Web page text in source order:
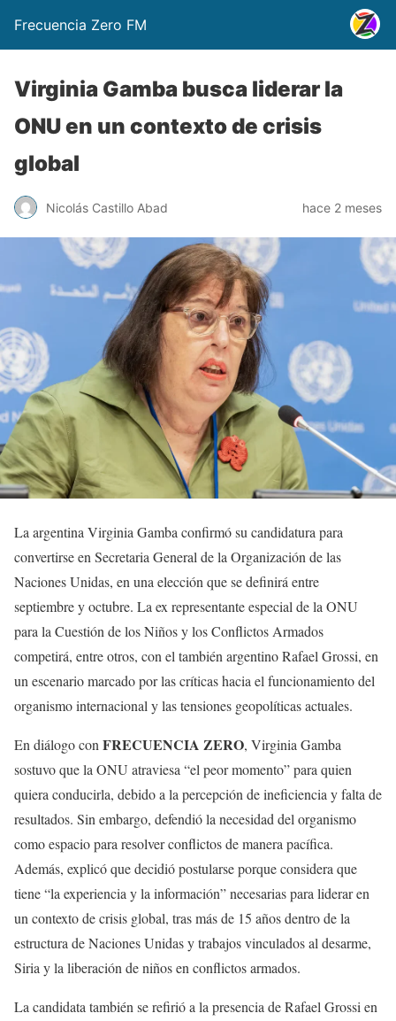
Frecuencia Zero FM
Virginia Gamba busca liderar la
ONU en un contexto de crisis
global
Nicolás Castillo Abad hace 2 meses
La argentina Virginia Gamba confirmó su candidatura para
convertirse en Secretaria General de la Organización de las
Naciones Unidas, en una elección que se definirá entre
septiembre y octubre. La ex representante especial de la ONU
para la Cuestión de los Niños y los Conflictos Armados
competirá, entre otros, con el también argentino Rafael Grossi, en
un escenario marcado por las críticas hacia el funcionamiento del
organismo internacional y las tensiones geopolíticas actuales.
En diálogo con FRECUENCIA ZERO, Virginia Gamba
sostuvo que la ONU atraviesa “el peor momento” para quien
quiera conducirla, debido a la percepción de ineficiencia y falta de
resultados. Sin embargo, defendió la necesidad del organismo
como espacio para resolver conflictos de manera pacífica.
Además, explicó que decidió postularse porque considera que
tiene “la experiencia y la información” necesarias para liderar en
un contexto de crisis global, tras más de 15 años dentro de la
estructura de Naciones Unidas y trabajos vinculados al desarme,
Siria y la liberación de niños en conflictos armados.
La candidata también se refirió a la presencia de Rafael Grossi en